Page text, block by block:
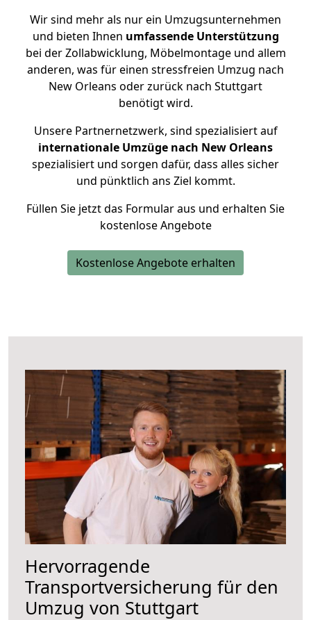
Wir sind mehr als nur ein Umzugsunternehmen
und bieten Ihnen umfassende Unterstützung
bei der Zollabwicklung, Möbelmontage und allem
anderen, was für einen stressfreien Umzug nach
New Orleans oder zurück nach Stuttgart
benötigt wird.
Unsere Partnernetzwerk, sind spezialisiert auf
internationale Umzüge nach New Orleans
spezialisiert und sorgen dafür, dass alles sicher
und pünktlich ans Ziel kommt.
Füllen Sie jetzt das Formular aus und erhalten Sie
kostenlose Angebote
Kostenlose Angebote erhalten
Hervorragende
Transportversicherung für den
Umzug von Stuttgart